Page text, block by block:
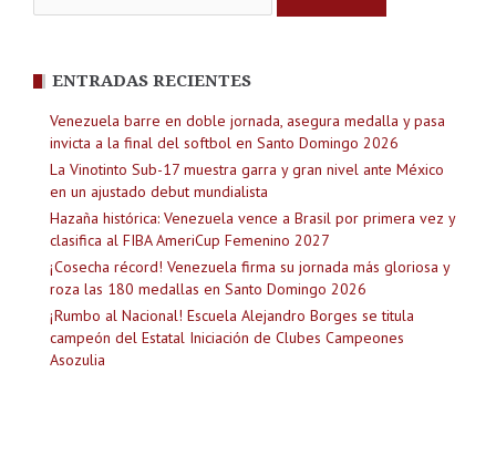
ENTRADAS RECIENTES
Venezuela barre en doble jornada, asegura medalla y pasa
invicta a la final del softbol en Santo Domingo 2026
La Vinotinto Sub-17 muestra garra y gran nivel ante México
en un ajustado debut mundialista
Hazaña histórica: Venezuela vence a Brasil por primera vez y
clasifica al FIBA AmeriCup Femenino 2027
¡Cosecha récord! Venezuela firma su jornada más gloriosa y
roza las 180 medallas en Santo Domingo 2026
¡Rumbo al Nacional! Escuela Alejandro Borges se titula
campeón del Estatal Iniciación de Clubes Campeones
Asozulia